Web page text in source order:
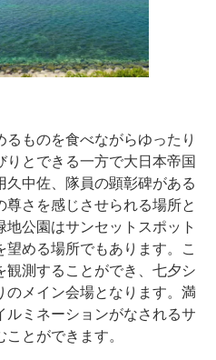
ものを食べながらゆったり
りとできる一方で大日本帝国
中佐、隊員の顕彰碑がある
さを感じさせられる場所と
公園はサンセットスポット
める場所でもあります。こ
観測することができ、七夕シ
メイン会場となります。満
ルミネーションがなされるサ
とができます。